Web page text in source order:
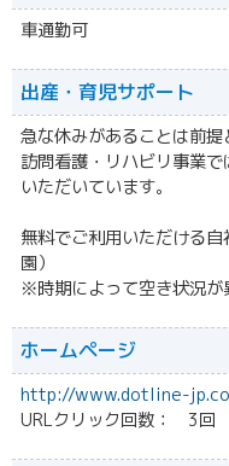
車通勤可
出産・育児サポート
急な休みがあることは前提
訪問看護・リハビリ事業
いただいています。
無料でご利用いただける
園）
※時期によって空き状況が
ホームページ
http://www.dotline-
URLクリック回数： 3回